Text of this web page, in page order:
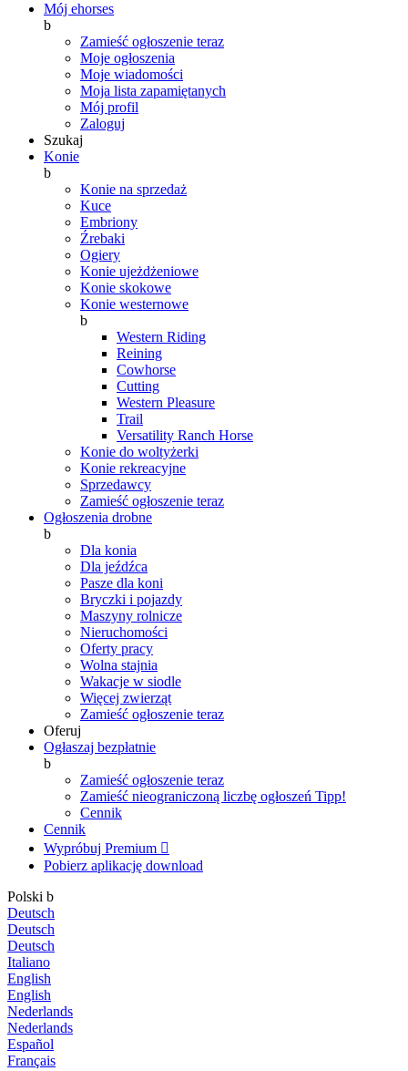
Mój ehorses
b
Zamieść ogłoszenie teraz
Moje ogłoszenia
Moje wiadomości
Moja lista zapamiętanych
Mój profil
Zaloguj
Szukaj
Konie
b
Konie na sprzedaż
Kuce
Embriony
Źrebaki
Ogiery
Konie ujeżdżeniowe
Konie skokowe
Konie westernowe
b
Western Riding
Reining
Cowhorse
Cutting
Western Pleasure
Trail
Versatility Ranch Horse
Konie do woltyżerki
Konie rekreacyjne
Sprzedawcy
Zamieść ogłoszenie teraz
Ogłoszenia drobne
b
Dla konia
Dla jeźdźca
Pasze dla koni
Bryczki i pojazdy
Maszyny rolnicze
Nieruchomości
Oferty pracy
Wolna stajnia
Wakacje w siodle
Więcej zwierząt
Zamieść ogłoszenie teraz
Oferuj
Ogłaszaj bezpłatnie
b
Zamieść ogłoszenie teraz
Zamieść nieograniczoną liczbę ogłoszeń Tipp!
Cennik
Cennik
Wypróbuj Premium 
Pobierz aplikację download
Polski b
Deutsch
Deutsch
Deutsch
Italiano
English
English
Nederlands
Nederlands
Español
Français